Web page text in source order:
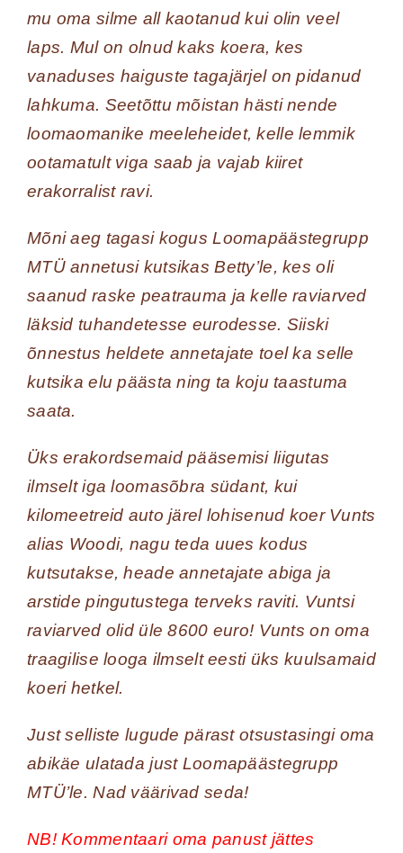
mu oma silme all kaotanud kui olin veel
laps. Mul on olnud kaks koera, kes
vanaduses haiguste tagajärjel on pidanud
lahkuma. Seetõttu mõistan hästi nende
loomaomanike meeleheidet, kelle lemmik
ootamatult viga saab ja vajab kiiret
erakorralist ravi.
Mõni aeg tagasi kogus Loomapäästegrupp
MTÜ annetusi kutsikas Betty’le, kes oli
saanud raske peatrauma ja kelle raviarved
läksid tuhandetesse eurodesse. Siiski
õnnestus heldete annetajate toel ka selle
kutsika elu päästa ning ta koju taastuma
saata.
Üks erakordsemaid pääsemisi liigutas
ilmselt iga loomasõbra südant, kui
kilomeetreid auto järel lohisenud koer Vunts
alias Woodi, nagu teda uues kodus
kutsutakse, heade annetajate abiga ja
arstide pingutustega terveks raviti. Vuntsi
raviarved olid üle 8600 euro! Vunts on oma
traagilise looga ilmselt eesti üks kuulsamaid
koeri hetkel.
Just selliste lugude pärast otsustasingi oma
abikäe ulatada just Loomapäästegrupp
MTÜ’le. Nad väärivad seda!
NB! Kommentaari oma panust jättes